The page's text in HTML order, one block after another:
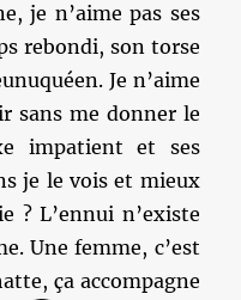
je n’aime pas ses
rebondi, son torse
Je n’aime
sans me donner le
impatient et ses
je le vois et mieux
? L’ennui n’existe
Une femme, c’est
ça accompagne